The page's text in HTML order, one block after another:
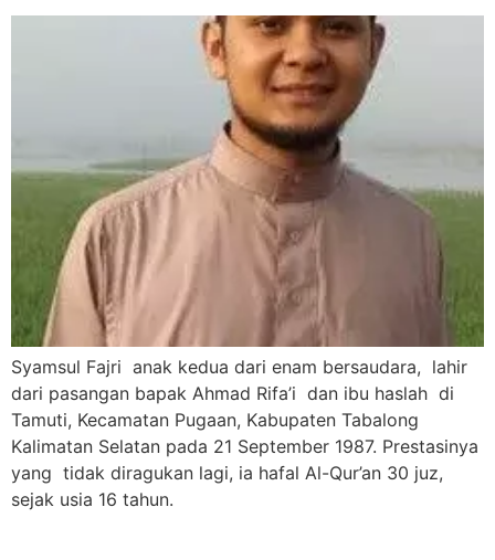
Syamsul Fajri anak kedua dari enam bersaudara, lahir
dari pasangan bapak Ahmad Rifa’i dan ibu haslah di
Tamuti, Kecamatan Pugaan, Kabupaten Tabalong
Kalimatan Selatan pada 21 September 1987. Prestasinya
yang tidak diragukan lagi, ia hafal Al-Qur’an 30 juz,
sejak usia 16 tahun.